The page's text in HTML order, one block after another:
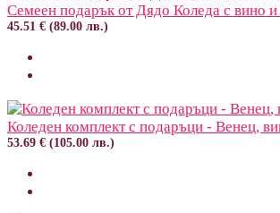
Семеен подарък от Дядо Коледа с вино
45.51 € (89.00 лв.)
Коледен комплект с подаръци - Венец,
53.69 € (105.00 лв.)